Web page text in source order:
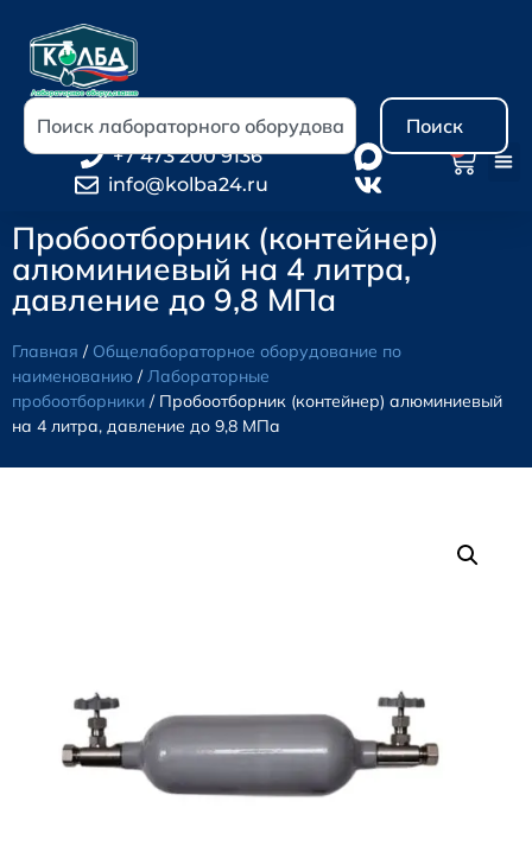
Поиск
+7 473 200 9136
info@kolba24.ru
Пробоотборник (контейнер)
алюминиевый на 4 литра,
давление до 9,8 МПа
Главная / Общелабораторное оборудование по
наименованию /Лабораторные
пробоотборники / Пробоотборник (контейнер) алюминиевый
на 4 литра, давление до 9,8 МПа